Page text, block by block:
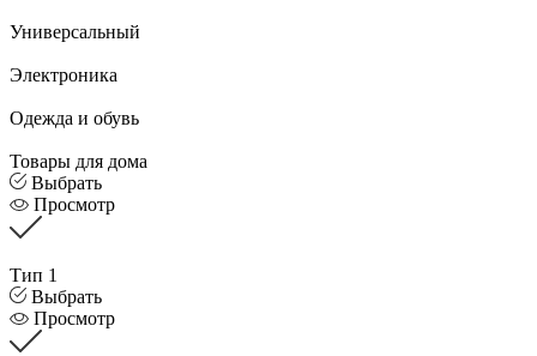
Универсальный
Электроника
Одежда и обувь
Товары для дома
Выбрать
Просмотр
Тип 1
Выбрать
Просмотр